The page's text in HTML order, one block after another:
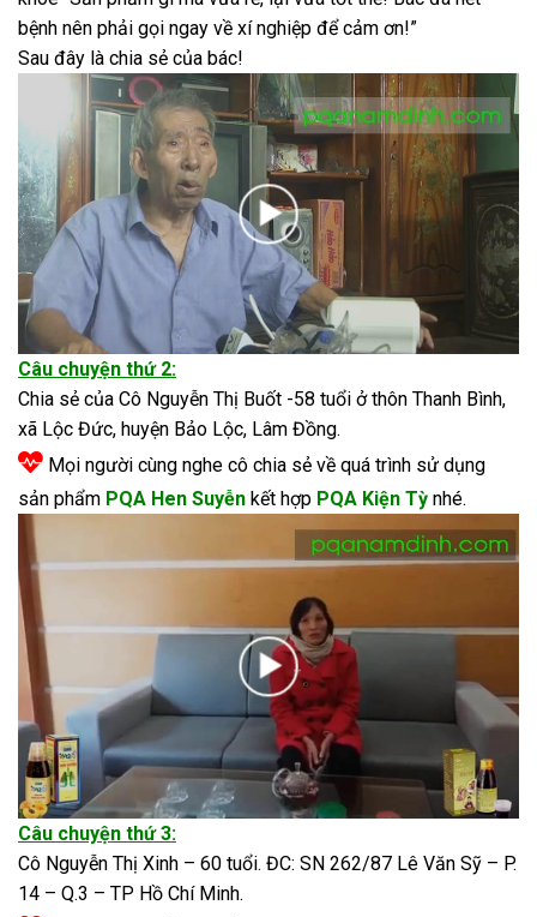
bệnh nên phải gọi ngay về xí nghiệp để cảm ơn!”
Sau đây là chia sẻ của bác!
Câu chuyện thứ 2:
Chia sẻ của Cô Nguyễn Thị Buốt -58 tuổi ở thôn Thanh Bình,
xã Lộc Đức, huyện Bảo Lộc, Lâm Đồng.
Mọi người cùng nghe cô chia sẻ về quá trình sử dụng
sản phẩm PQA Hen Suyễn kết hợp PQA Kiện Tỳ nhé.
Câu chuyện thứ 3:
Cô Nguyễn Thị Xinh – 60 tuổi. ĐC: SN 262/87 Lê Văn Sỹ – P.
14 – Q.3 – TP Hồ Chí Minh.